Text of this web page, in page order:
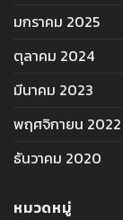
มกราคม 2025
ตุลาคม 2024
มีนาคม 2023
พฤศจิกายน 2022
ธันวาคม 2020
หมวดหมู่